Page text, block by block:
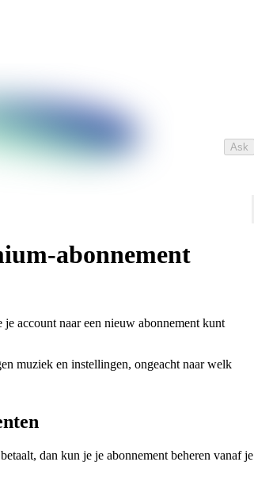
Ask
abonnement
account naar een nieuw abonnement kunt
muziek en instellingen, ongeacht naar welk
dan kun je je abonnement beheren vanaf je